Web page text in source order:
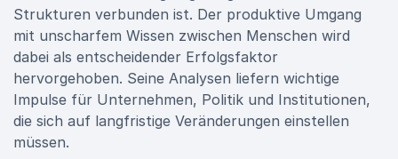
Strukturen verbunden ist. Der produktive Umgang
mit unscharfem Wissen zwischen Menschen wird
dabei als entscheidender Erfolgsfaktor
hervorgehoben. Seine Analysen liefern wichtige
Impulse für Unternehmen, Politik und Institutionen,
die sich auf langfristige Veränderungen einstellen
müssen.